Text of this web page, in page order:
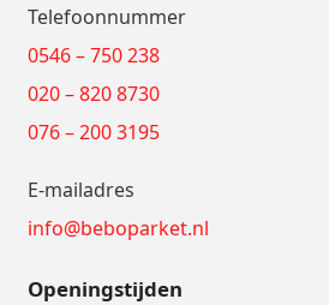
Telefoonnummer
0546 – 750 238
020 – 820 8730
076 – 200 3195
E-mailadres
info@beboparket.nl
Openingstijden